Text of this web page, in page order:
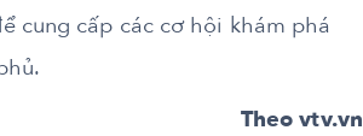
cung cấp các cơ hội khám phá
Theo vtv.vn